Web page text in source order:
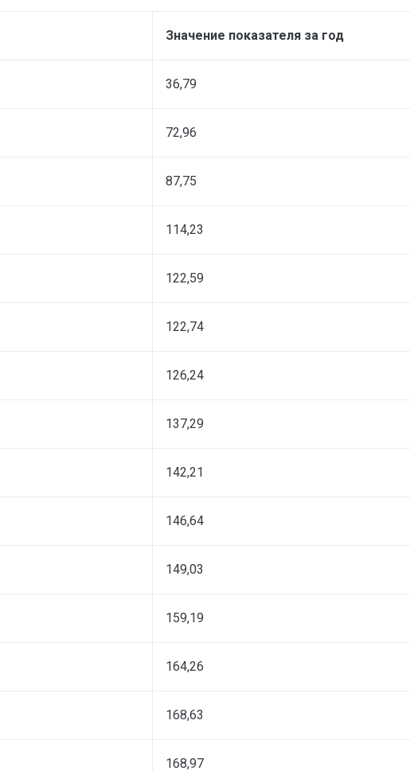
Значение показателя за год
36,79
72,96
87,75
114,23
122,59
122,74
126,24
137,29
142,21
146,64
149,03
159,19
164,26
168,63
168,97